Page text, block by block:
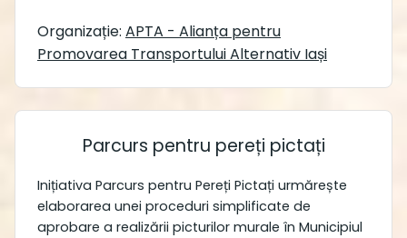
Organizație: APTA - Alianța pentru
Promovarea Transportului Alternativ Iași
Parcurs pentru pereți pictați
Inițiativa Parcurs pentru Pereți Pictați urmărește
elaborarea unei proceduri simplificate de
aprobare a realizării picturilor murale în Municipiul